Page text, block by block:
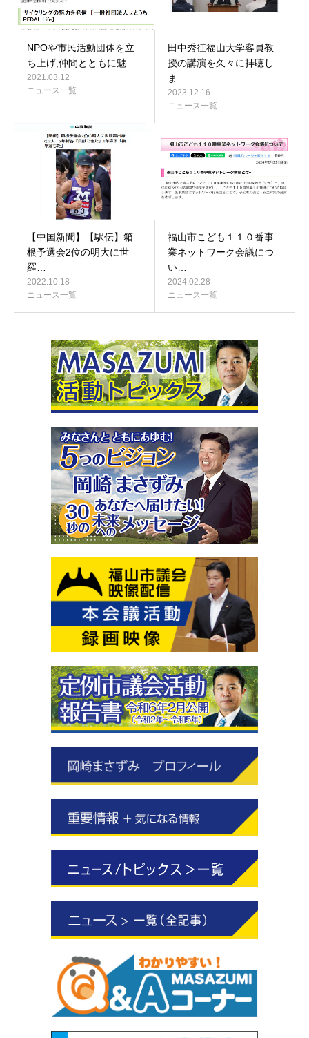
NPOや市民活動団体を立
ち上げ,仲間とともに魅…
2021.03.12
ニュース一覧
田中秀征福山大学客員教
授の講演を久々に拝聴し
ま…
2023.12.16
ニュース一覧
【中国新聞】【駅伝】箱
根予選会2位の明大に世
羅…
2022.10.18
ニュース一覧
福山市こども１１０番事
業ネットワーク会議につ
い…
2024.02.28
ニュース一覧